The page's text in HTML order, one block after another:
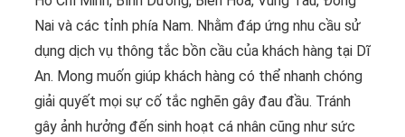
Nai và các tỉnh phía Nam. Nhằm đáp ứng nhu cầu sử
dụng dịch vụ thông tắc bồn cầu của khách hàng tại Dĩ
An. Mong muốn giúp khách hàng có thể nhanh chóng
giải quyết mọi sự cố tắc nghẽn gây đau đầu. Tránh
gây ảnh hưởng đến sinh hoạt cá nhân cũng như sức